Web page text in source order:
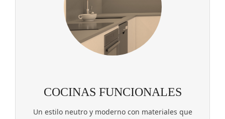
COCINAS FUNCIONALES
Un estilo neutro y moderno con materiales que